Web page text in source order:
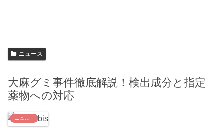
ニュース
大麻グミ事件徹底解説！検出成分と指定
薬物への対応